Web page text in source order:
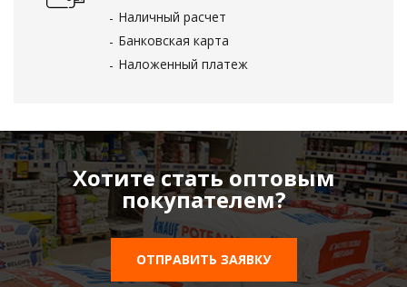
Наличный расчет
Банковская карта
Наложенный платеж
Хотите стать оптовым
покупателем?
ОТПРАВИТЬ ЗАЯВКУ